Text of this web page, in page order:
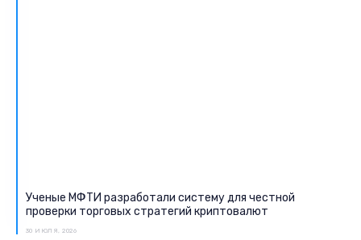
Ученые МФТИ разработали систему для честной
проверки торговых стратегий криптовалют
30 ИЮЛЯ, 2026